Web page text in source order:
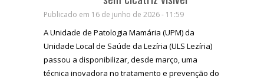
Publicado em 16 de junho de 2026 - 11:59
A Unidade de Patologia Mamária (UPM) da
Unidade Local de Saúde da Lezíria (ULS Lezíria)
passou a disponibilizar, desde março, uma
técnica inovadora no tratamento e prevenção do